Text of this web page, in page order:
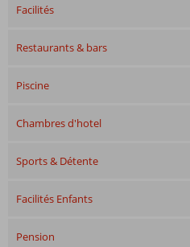
Facilités
Restaurants & bars
Piscine
Chambres d'hotel
Sports & Détente
Facilités Enfants
Pension